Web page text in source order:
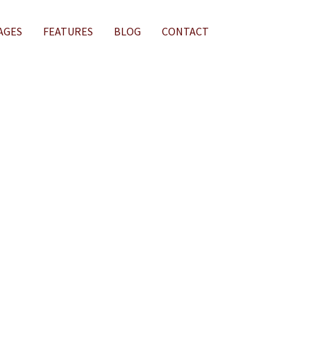
FEATURES BLOG CONTACT